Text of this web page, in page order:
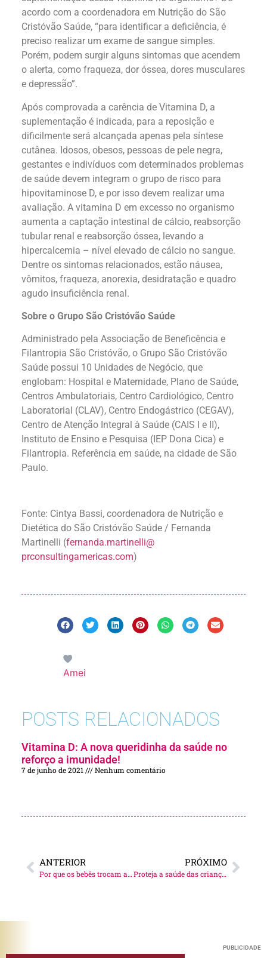
acordo com a coordenadora em Nutrição do São
Cristóvão Saúde, “para identificar a deficiência, é
preciso realizar um exame de sangue simples.
Porém, podem surgir alguns sintomas que acendem
o alerta, como fraqueza, dor óssea, dores musculares
e depressão”.
Após comprovada a carência de Vitamina D, a
suplementação é indicada, para a reposição e
dificilmente será alcançada apenas pela síntese
cutânea. Idosos, obesos, pessoas de pele negra,
gestantes e indivíduos com determinados problemas
de saúde devem integram o grupo de risco para
hipovitaminose D, e por isso devem realizar uma
avaliação. A vitamina D em excesso no organismo
aumenta a captação intestinal de cálcio, reabsorção
tubular renal e reabsorção óssea, levando a
hipercalcemia – nível elevado de cálcio no sangue.
Dentre os sintomas relacionados, estão náusea,
vômitos, fraqueza, anorexia, desidratação e quadro
agudo insuficiência renal.
Sobre o Grupo São Cristóvão Saúde
Administrado pela Associação de Beneficência e
Filantropia São Cristóvão, o Grupo São Cristóvão
Saúde possui 10 Unidades de Negócio, que
englobam: Hospital e Maternidade, Plano de Saúde,
Centros Ambulatoriais, Centro Cardiológico, Centro
Laboratorial (CLAV), Centro Endogástrico (CEGAV),
Centro de Atenção Integral à Saúde (CAIS I e II),
Instituto de Ensino e Pesquisa (IEP Dona Cica) e
Filantropia. Referência em saúde, na cidade de São
Paulo.
Fonte: Cintya Bassi, coordenadora de Nutrição e
Dietética do São Cristóvão Saúde / Fernanda
Martinelli (fernanda.martinelli@
prconsultingamericas.com)
Amei
POSTS RELACIONADOS
Vitamina D: A nova queridinha da saúde no
reforço a imunidade!
7 de junho de 2021 Nenhum comentário
ANTERIOR
Por que os bebês trocam a noite pelo dia?
PRÓXIMO
Proteja a saúde das crianças na escola!
PUBLICIDADE